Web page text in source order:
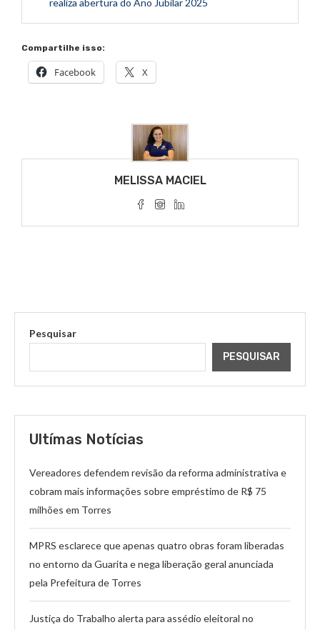
Compartilhe isso:
Facebook X
MELISSA MACIEL
Pesquisar
PESQUISAR
Ultímas Notícias
Vereadores defendem revisão da reforma administrativa e
cobram mais informações sobre empréstimo de R$ 75
milhões em Torres
MPRS esclarece que apenas quatro obras foram liberadas
no entorno da Guarita e nega liberação geral anunciada
pela Prefeitura de Torres
Justiça do Trabalho alerta para assédio eleitoral no